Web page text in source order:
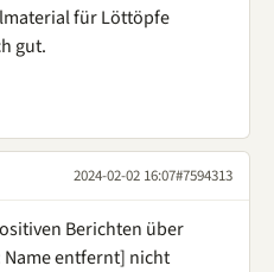
für Löttöpfe
gut.
2024-02-02 16:07#7594313
Berichten über
Name entfernt] nicht